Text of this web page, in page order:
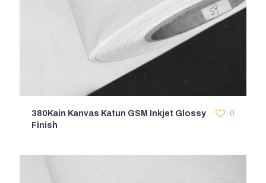
380Kain Kanvas Katun GSM Inkjet Glossy
Finish
0